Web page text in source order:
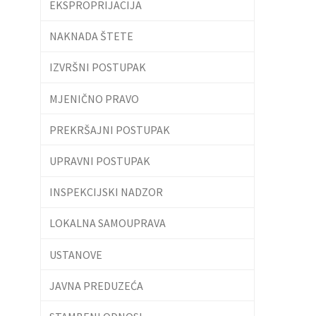
EKSPROPRIJACIJA
NAKNADA ŠTETE
IZVRŠNI POSTUPAK
MJENIČNO PRAVO
PREKRŠAJNI POSTUPAK
UPRAVNI POSTUPAK
INSPEKCIJSKI NADZOR
LOKALNA SAMOUPRAVA
USTANOVE
JAVNA PREDUZEĆA